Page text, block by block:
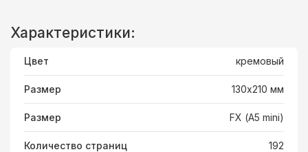
Характеристики:
Цвет кремовый
Размер 130х210 мм
Размер FX (А5 mini)
Количество страниц 192